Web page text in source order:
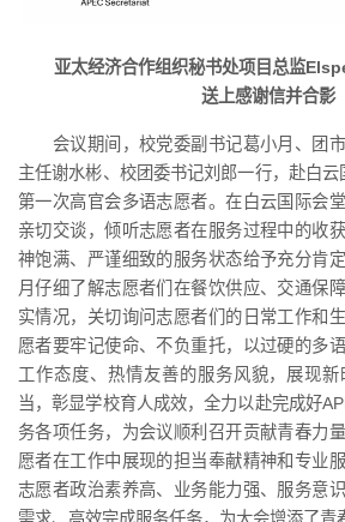
亚太经济合作组织秘书处项目总监
送上感谢信并合影
会议期间，校党委副书记葛小月、团
主任谢水彬、校团委书记刘郎一行，赴白
第一次高官会多语志愿者。在白云国际会
亲切交谈，倾听志愿者在服务过程中的收
神饱满、严谨细致的服务状态给予充分肯
月仔细了解志愿者们在餐饮供应、交通保
实情况，关切询问志愿者们的日常工作和
愿者要牢记使命、不负重托，以过硬的多
工作态度、热情友善的服务风貌，展现
当，彰显学校育人成效，全力以赴完成好
务各项任务，为会议顺利召开贡献青春力
愿者在工作中展现的担当奉献精神和专业
志愿者政治素养高、业务能力强、服务意